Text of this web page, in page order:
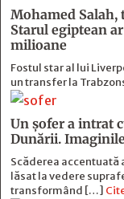
Mohamed Salah,
Starul egiptean
milioane
Fostul star al lui
un transfer la
Un șofer a intrat
Dunării.
Scăderea
lăsat la vedere
transformând […]